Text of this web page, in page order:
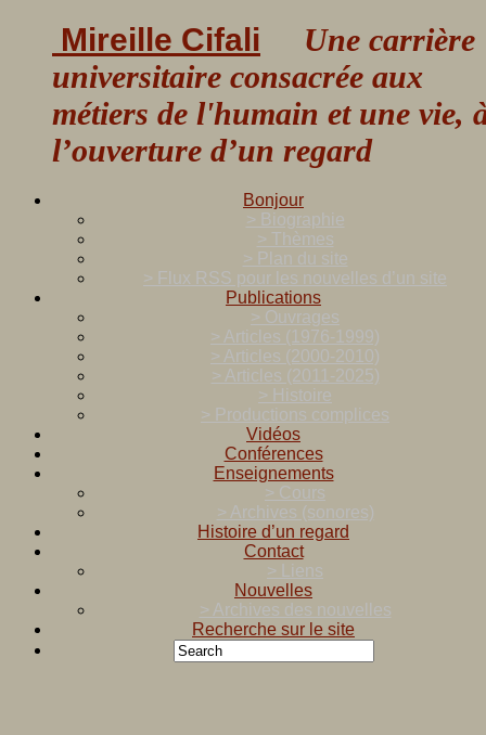
Mireille Cifali Une carrière
universitaire consacrée aux
métiers de l'humain et une vie,
l’ouverture d’un regard
Bonjour
> Biographie
> Thèmes
> Plan du site
> Flux RSS pour les nouvelles d’un site
Publications
> Ouvrages
> Articles (1976-1999)
> Articles (2000-2010)
> Articles (2011-2025)
> Histoire
> Productions complices
Vidéos
Conférences
Enseignements
> Cours
> Archives (sonores)
Histoire d’un regard
Contact
> Liens
Nouvelles
> Archives des nouvelles
Recherche sur le site